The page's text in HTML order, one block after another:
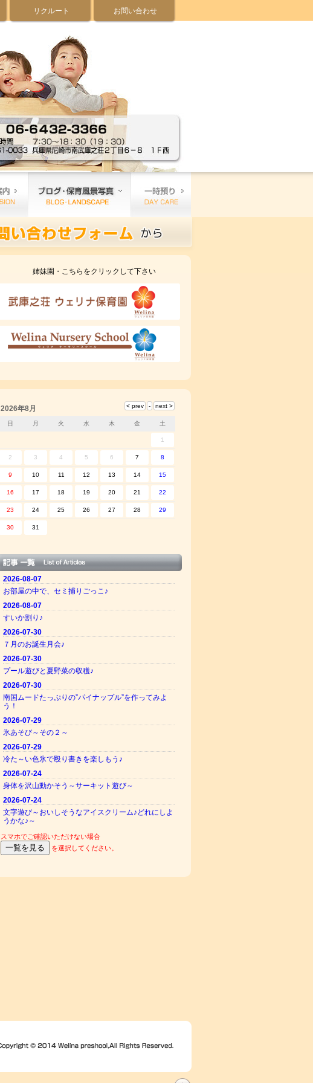
リクルート お問い合わせ
姉妹園・こちらをクリックして下さい
2026年8月
日 月 火 水 木 金 土
1
2 3 4 5 6 7 8
9 10 11 12 13 14 15
16 17 18 19 20 21 22
23 24 25 26 27 28 29
30 31
スマホでご確認いただけない場合
を選択してください。